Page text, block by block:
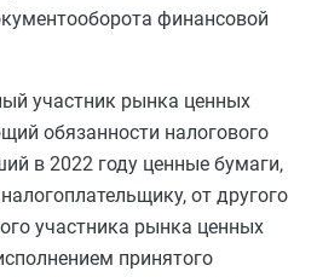
финансовой
участник рынка ценных
обязанности налогового
в 2022 году ценные бумаги,
от другого
участника рынка ценных
принятого